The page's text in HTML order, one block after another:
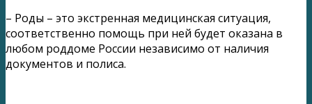
– Роды – это экстренная медицинская ситуация,
соответственно помощь при ней будет оказана в
любом роддоме России независимо от наличия
документов и полиса.